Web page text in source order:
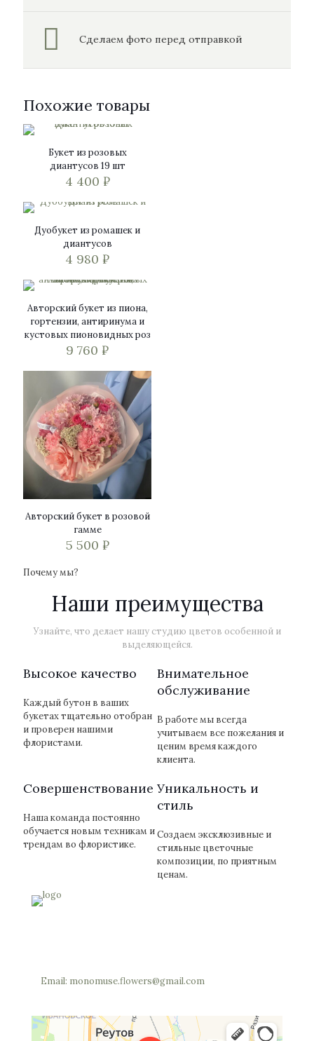
Сделаем фото перед отправкой
Похожие товары
Букет из розовых
диантусов 19 шт
4 400 ₽
Дуобукет из ромашек и
диантусов
4 980 ₽
Авторский букет из пиона,
гортензии, антиринума и
кустовых пионовидных роз
9 760 ₽
Авторский букет в розовой
гамме
5 500 ₽
Почему мы?
Наши преимущества
Узнайте, что делает нашу студию цветов особенной и
выделяющейся.
Высокое качество
Каждый бутон в ваших
букетах тщательно отобран
и проверен нашими
флористами.
Внимательное
обслуживание
В работе мы всегда
учитываем все пожелания и
ценим время каждого
клиента.
Cовершенствование
Наша команда постоянно
обучается новым техникам и
трендам во флористике.
Уникальность и
стиль
Создаем эксклюзивные и
стильные цветочные
композиции, по приятным
ценам.
Email: monomuse.flowers@gmail.com